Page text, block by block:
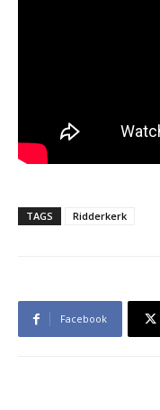
TAGS Ridderkerk
Facebook